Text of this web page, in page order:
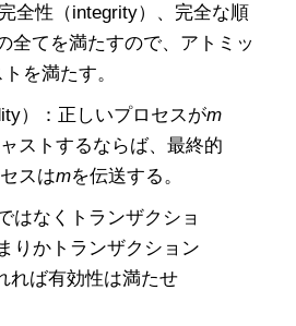
全性（integrity）、完全な順
全てを満たすので、アトミッ
を満たす。
）：正しいプロセスがm
ストするならば、最終的
スはmを伝送する。
はなくトランザクショ
りかトランザクション
れば有効性は満たせ